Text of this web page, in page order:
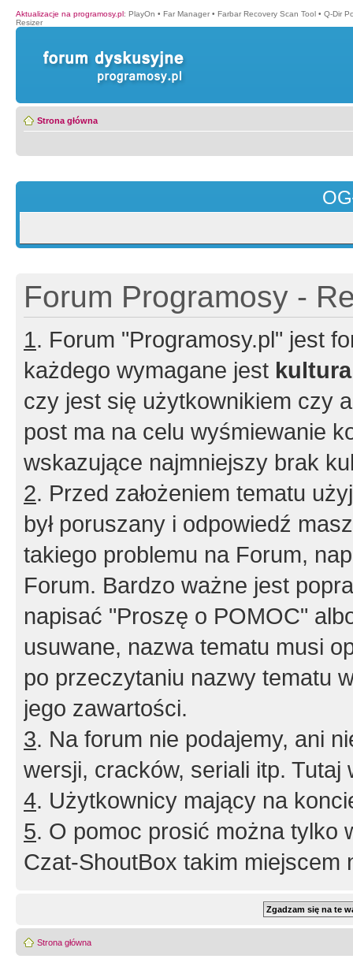
Aktualizacje na programosy.pl: PlayOn • Far Manager • Farbar Recovery Scan Tool • Q-Dir
Resizer
Strona główna
Forum Programosy -
1. Forum "Programosy.pl" jest
każdego wymagane jest
czy jest się użytkownikiem czy
post ma na celu wyśmiewanie
wskazujące najmniejszy brak
2. Przed założeniem tematu
był poruszany i odpowiedź
takiego problemu na Forum,
Forum. Bardzo ważne jest
napisać "Proszę o POMOC"
usuwane, nazwa tematu musi
po przeczytaniu nazwy tematu
jego zawartości.
3. Na forum nie podajemy, ani
wersji, cracków, seriali itp. Tutaj
4. Użytkownicy mający na
5. O pomoc prosić można tylko
Czat-ShoutBox takim miejscem
Strona główna